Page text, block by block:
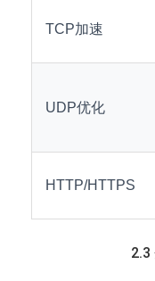
TCP加速
UDP优化
HTTP/HTTPS
2.3